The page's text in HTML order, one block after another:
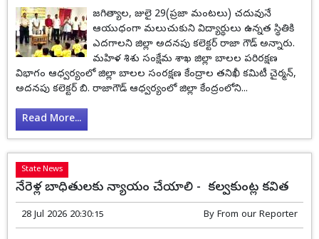
జగిత్యాల, జులై 29(ప్రజా మంటలు) చదువునే
ఆయుధంగా మలుచుకుని విద్యార్థులు ఉన్నత స్థితికి
ఎదగాలని జిల్లా అదనపు కలెక్టర్ రాజా గౌడ్ అన్నారు.
మహిళ శిశు సంక్షేమ శాఖ జిల్లా బాలల పరిరక్షణ
విభాగం ఆధ్వర్యంలో జిల్లా బాలల సంరక్షణ కేంద్రాల తనిఖీ కమిటీ చైర్మన్,
అదనపు కలెక్టర్ బి. రాజాగౌడ్ ఆధ్వర్యంలో జిల్లా కేంద్రంలోని...
Read More...
State News
నేరెళ్ల బాధితులకు న్యాయం చేయాలి - కల్వకుంట్ల కవిత
28 Jul 2026 20:30:15 By From our Reporter